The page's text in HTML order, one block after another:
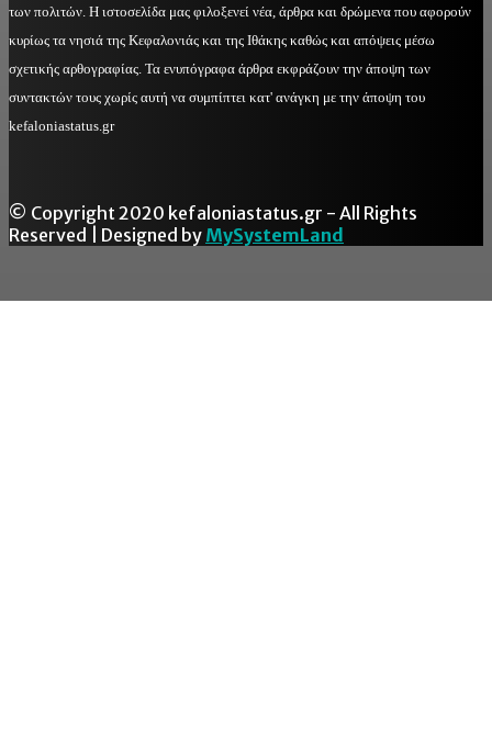
των πολιτών. Η ιστοσελίδα μας φιλοξενεί νέα, άρθρα και δρώμενα που αφορούν
κυρίως τα νησιά της Κεφαλονιάς και της Ιθάκης καθώς και απόψεις μέσω
σχετικής αρθογραφίας. Τα ενυπόγραφα άρθρα εκφράζουν την άποψη των
συντακτών τους χωρίς αυτή να συμπίπτει κατ' ανάγκη με την άποψη του
kefaloniastatus.gr
© Copyright 2020 kefaloniastatus.gr - All Rights
Reserved | Designed by MySystemLand